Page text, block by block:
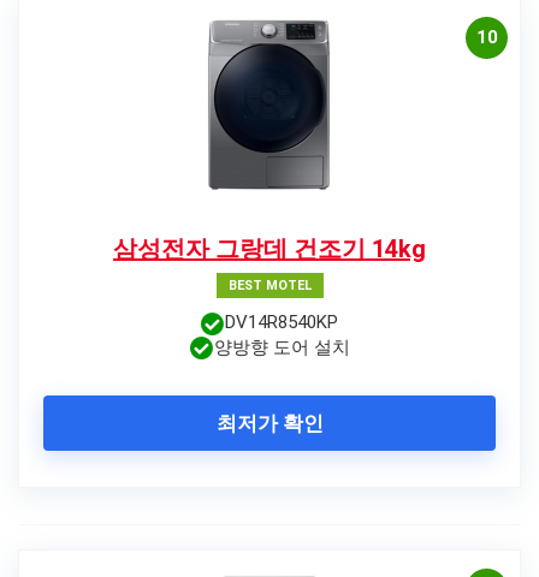
10
삼성전자 그랑데 건조기 14kg
BEST MOTEL
DV14R8540KP
양방향 도어 설치
최저가 확인